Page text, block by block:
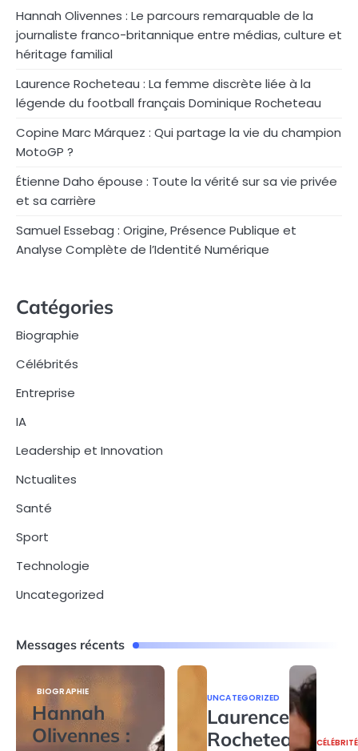
Hannah Olivennes : Le parcours remarquable de la
journaliste franco-britannique entre médias, culture et
héritage familial
Laurence Rocheteau : La femme discrète liée à la
légende du football français Dominique Rocheteau
Copine Marc Márquez : Qui partage la vie du champion
MotoGP ?
Étienne Daho épouse : Toute la vérité sur sa vie privée
et sa carrière
Samuel Essebag : Origine, Présence Publique et
Analyse Complète de l’Identité Numérique
Catégories
Biographie
Célébrités
Entreprise
IA
Leadership et Innovation
Nctualites
Santé
Sport
Technologie
Uncategorized
Messages récents
BIOGRAPHIE
Hannah
Olivennes :
UNCATEGORIZED
Laurence
Rocheteau